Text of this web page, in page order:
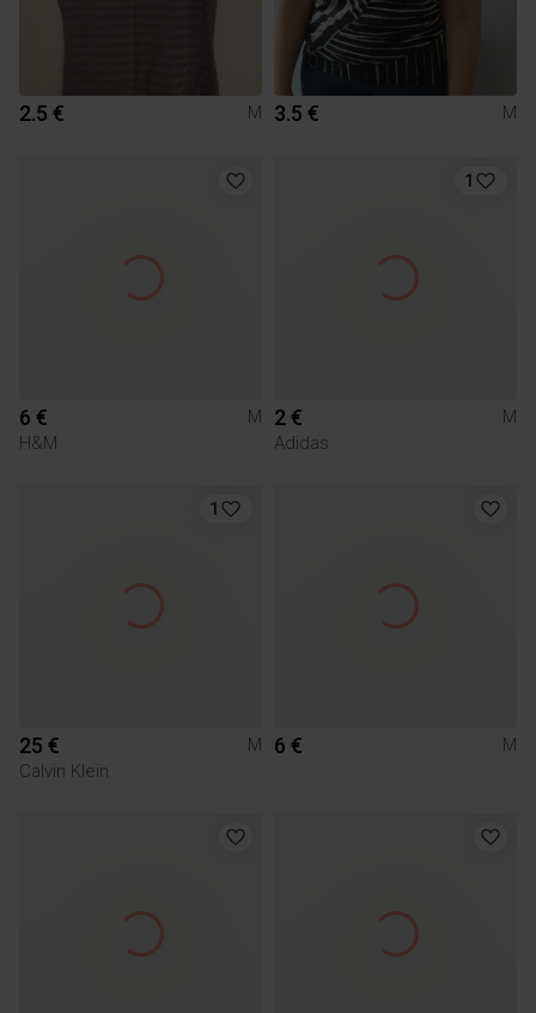
2.5 € M 3.5 € M
6 €
M
H&M
1
2 €
M
Adidas
1
25 €
M
Calvin Klein
6 € M